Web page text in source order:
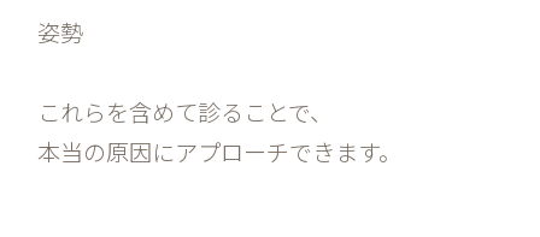
姿勢
これらを含めて診ることで、
本当の原因にアプローチできます。